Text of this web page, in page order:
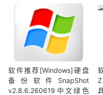
软件推荐[Windows]硬盘
备份软件SnapShot
v2.8.6.260619中文绿色